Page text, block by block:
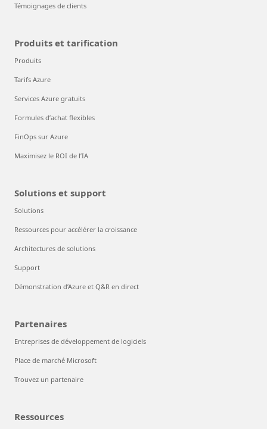
Témoignages de clients
Produits et tarification
Produits
Tarifs Azure
Services Azure gratuits
Formules d’achat flexibles
FinOps sur Azure
Maximisez le ROI de l’IA
Solutions et support
Solutions
Ressources pour accélérer la croissance
Architectures de solutions
Support
Démonstration d’Azure et Q&R en direct
Partenaires
Entreprises de développement de logiciels
Place de marché Microsoft
Trouvez un partenaire
Ressources